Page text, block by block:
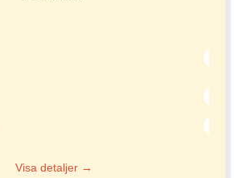
Visa detaljer →